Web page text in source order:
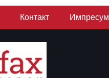
Контакт Импресум